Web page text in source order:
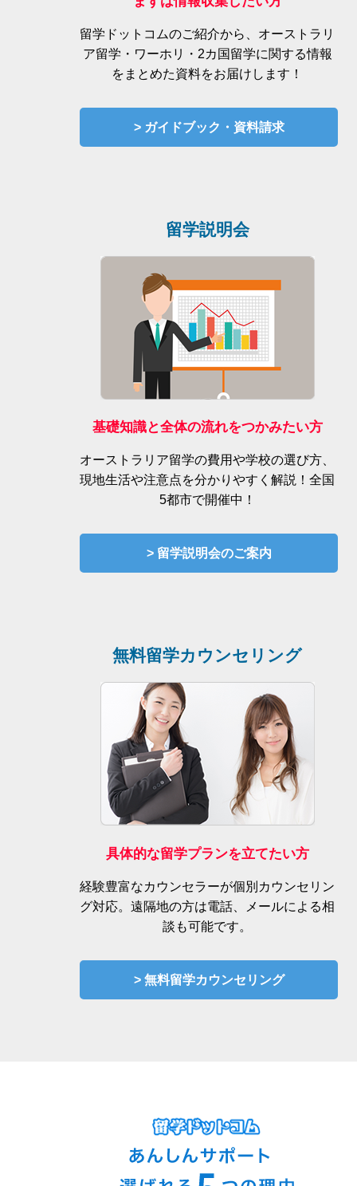
留学ドットコムのご紹介から、オーストラリ
ア留学・ワーホリ・2カ国留学に関する情報
をまとめた資料をお届けします！
> ガイドブック・資料請求
留学説明会
基礎知識と全体の流れをつかみたい方
オーストラリア留学の費用や学校の選び方、
現地生活や注意点を分かりやすく解説！全国
5都市で開催中！
> 留学説明会のご案内
無料留学カウンセリング
具体的な留学プランを立てたい方
経験豊富なカウンセラーが個別カウンセリン
グ対応。遠隔地の方は電話、メールによる相
談も可能です。
> 無料留学カウンセリング